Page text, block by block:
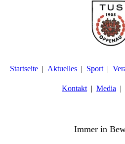
Startseite Aktuelles Sport
Kontakt Media
Immer in